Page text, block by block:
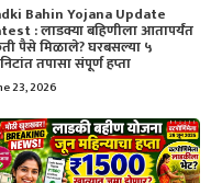
Bahin Yojana Update
: लाडक्या बहिणीला आतापर्यंत
पैसे मिळाले? घरबसल्या ५
तपासा संपूर्ण हप्ता
23, 2026